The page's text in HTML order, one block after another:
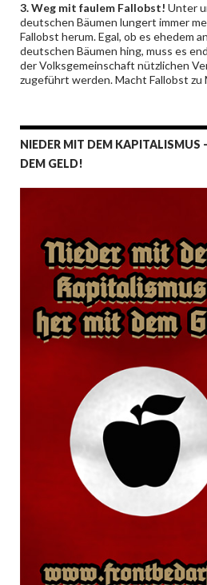
3. Weg mit faulem Fallobst! Unter
deutschen Bäumen lungert immer
Fallobst herum. Egal, ob es ehedem an
deutschen Bäumen hing, muss es
der Volksgemeinschaft nützlichen
zugeführt werden. Macht Fallobst zu
NIEDER MIT DEM KAPITALISMUS
DEM GELD!